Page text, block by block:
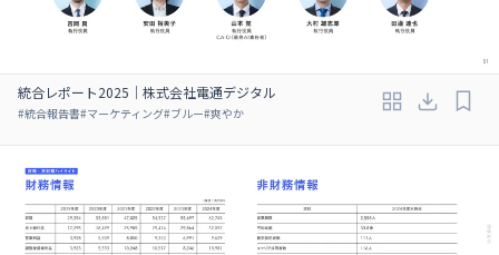
統合レポート2025｜株式会社電通デジタル
#統合報告書#マーケティング#ブルー#爽やか